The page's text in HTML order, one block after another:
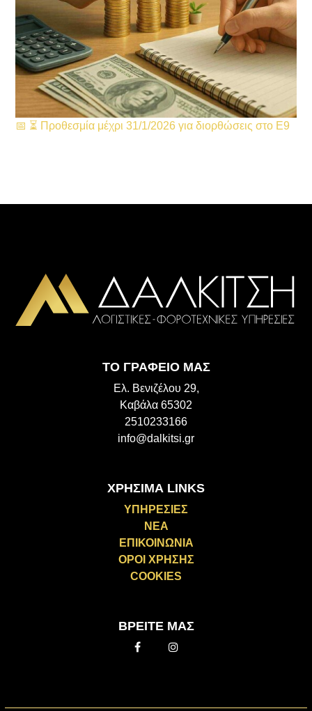
📅 ⏳ Προθεσμία μέχρι 31/1/2026 για διορθώσεις στο Ε9
ΤΟ ΓΡΑΦΕΙΟ ΜΑΣ
Ελ. Βενιζέλου 29,
Καβάλα 65302
2510233166
info@dalkitsi.gr
ΧΡΗΣΙΜΑ LINKS
ΥΠΗΡΕΣΙΕΣ
ΝΕΑ
ΕΠΙΚΟΙΝΩΝΙΑ
ΟΡΟΙ ΧΡΗΣΗΣ
COOKIES
ΒΡΕΙΤΕ ΜΑΣ
FacebookInstagram